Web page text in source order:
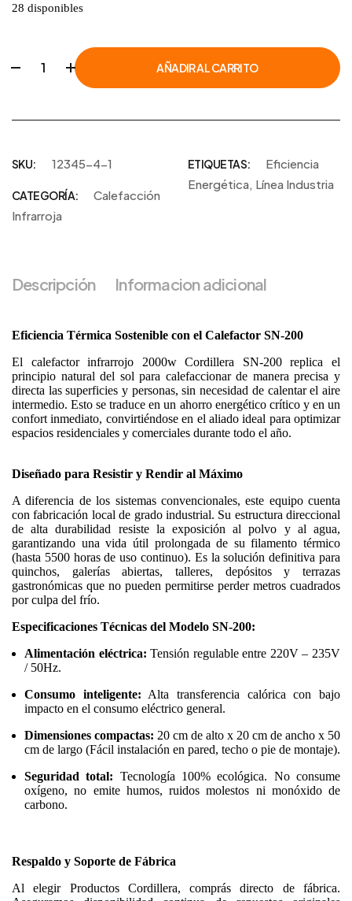
28 disponibles
AÑADIR AL CARRITO
SKU 12345-4-1
CATEGORÍA
Calefacción
Infrarroja
ETIQUETAS
Eficiencia
Energética Línea Industria
Descripción Informacion adicional
Eficiencia Térmica Sostenible con el Calefactor SN-200
El calefactor infrarrojo 2000w Cordillera SN-200 replica el
principio natural del sol para calefaccionar de manera precisa y
directa las superficies y personas, sin necesidad de calentar el aire
intermedio. Esto se traduce en un ahorro energético crítico y en un
confort inmediato, convirtiéndose en el aliado ideal para optimizar
espacios residenciales y comerciales durante todo el año.
Diseñado para Resistir y Rendir al Máximo
A diferencia de los sistemas convencionales, este equipo cuenta
con fabricación local de grado industrial. Su estructura direccional
de alta durabilidad resiste la exposición al polvo y al agua,
garantizando una vida útil prolongada de su filamento térmico
(hasta 5500 horas de uso continuo). Es la solución definitiva para
quinchos, galerías abiertas, talleres, depósitos y terrazas
gastronómicas que no pueden permitirse perder metros cuadrados
por culpa del frío.
Especificaciones Técnicas del Modelo SN-200:
Alimentación eléctrica: Tensión regulable entre 220V – 235V
/ 50Hz.
Consumo inteligente: Alta transferencia calórica con bajo
impacto en el consumo eléctrico general.
Dimensiones compactas: 20 cm de alto x 20 cm de ancho x 50
cm de largo (Fácil instalación en pared, techo o pie de montaje).
Seguridad total: Tecnología 100% ecológica. No consume
oxígeno, no emite humos, ruidos molestos ni monóxido de
carbono.
Respaldo y Soporte de Fábrica
Al elegir Productos Cordillera, comprás directo de fábrica.